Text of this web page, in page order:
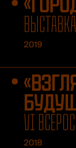
2019
VI
2018